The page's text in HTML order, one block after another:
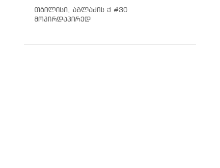
თბილისი, აგლაძის ქ #30
მოპირდაპირედ